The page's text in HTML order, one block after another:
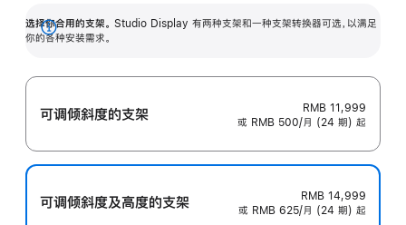
选择你合用的支架。 Studio Display 有两种支架和一种支架转换器可选，以满足
你的各种安装需求。
展
可调倾斜度的支架
RMB 11,999
或 RMB 500/月 (24 期) 起
可调倾斜度及高‍度的支‍架
RMB 14,999
或 RMB 625/月 (24 期) 起